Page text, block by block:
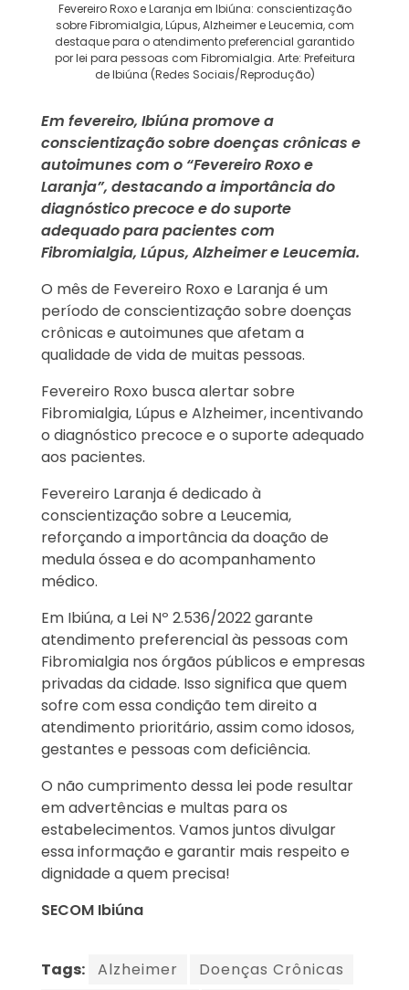
Fevereiro Roxo e Laranja em Ibiúna: conscientização
sobre Fibromialgia, Lúpus, Alzheimer e Leucemia, com
destaque para o atendimento preferencial garantido
por lei para pessoas com Fibromialgia. Arte: Prefeitura
de Ibiúna (Redes Sociais/Reprodução)
Em fevereiro, Ibiúna promove a
conscientização sobre doenças crônicas e
autoimunes com o “Fevereiro Roxo e
Laranja”, destacando a importância do
diagnóstico precoce e do suporte
adequado para pacientes com
Fibromialgia, Lúpus, Alzheimer e Leucemia.
O mês de Fevereiro Roxo e Laranja é um
período de conscientização sobre doenças
crônicas e autoimunes que afetam a
qualidade de vida de muitas pessoas.
Fevereiro Roxo busca alertar sobre
Fibromialgia, Lúpus e Alzheimer, incentivando
o diagnóstico precoce e o suporte adequado
aos pacientes.
Fevereiro Laranja é dedicado à
conscientização sobre a Leucemia,
reforçando a importância da doação de
medula óssea e do acompanhamento
médico.
Em Ibiúna, a Lei Nº 2.536/2022 garante
atendimento preferencial às pessoas com
Fibromialgia nos órgãos públicos e empresas
privadas da cidade. Isso significa que quem
sofre com essa condição tem direito a
atendimento prioritário, assim como idosos,
gestantes e pessoas com deficiência.
O não cumprimento dessa lei pode resultar
em advertências e multas para os
estabelecimentos. Vamos juntos divulgar
essa informação e garantir mais respeito e
dignidade a quem precisa!
SECOM Ibiúna
Tags: Alzheimer Doenças Crônicas